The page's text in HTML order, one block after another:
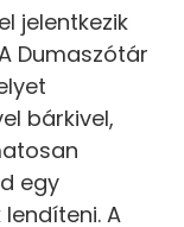
jelentkezik
Dumaszótár
bárkivel,
egy
A